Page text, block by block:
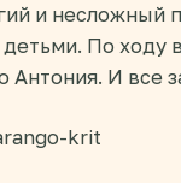
и несложный
детьми. По
Антония. И все